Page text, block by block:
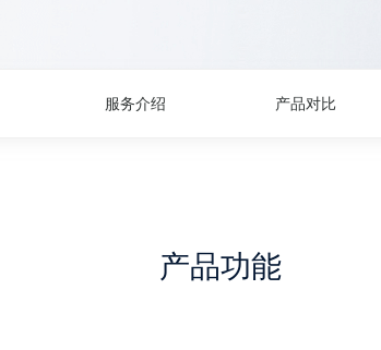
服务介绍 产品对比
产品功能